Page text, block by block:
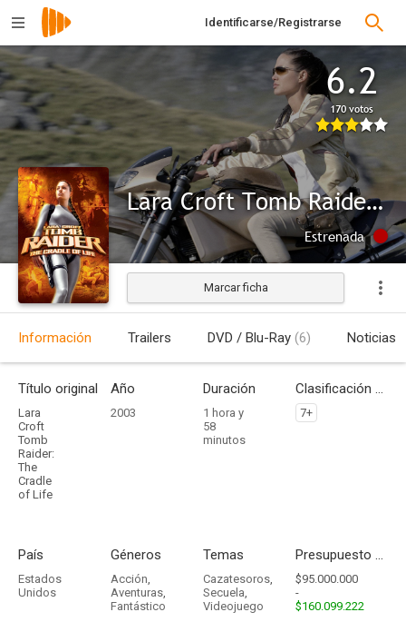
Identificarse/Registrarse
6.2
170 votos
Lara Croft Tomb Raider: La cuna de la vida
Estrenada
Marcar ficha
Información Trailers DVD / Blu-Ray (6) Noticias
Título original
Lara
Croft
Tomb
Raider:
The
Cradle
of Life
Año
2003
Duración
1 hora y
58
minutos
Clasificación por edades
7+
País
Estados
Unidos
Géneros
Acción,
Aventuras,
Fantástico
Temas
Cazatesoros,
Secuela,
Videojuego
Presupuesto - Ingresos
$95.000.000
-
$160.099.222